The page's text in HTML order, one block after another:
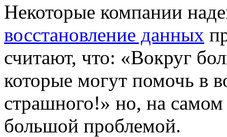
Некоторые компании
восстановление данных
считают, что: «Вокруг
которые могут помочь в
страшного!» но, на самом
большой проблемой.